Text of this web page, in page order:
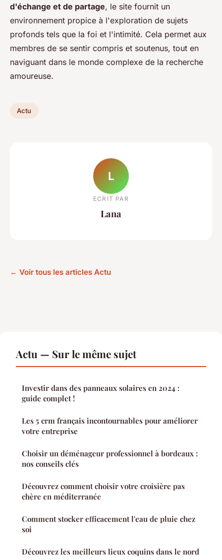
d'échange et de partage, le site fournit un
environnement propice à l'exploration de sujets
profonds tels que la foi et l'intimité. Cela permet aux
membres de se sentir compris et soutenus, tout en
naviguant dans le monde complexe de la recherche
amoureuse.
Actu
L
ECRIT PAR
Lana
← Voir tous les articles Actu
Actu — Sur le même sujet
Investir dans des panneaux solaires en 2024 :
guide complet !
Les 5 crm français incontournables pour améliorer
votre entreprise
Choisir un déménageur professionnel à bordeaux :
nos conseils clés
Découvrez comment choisir votre croisière pas
chère en méditerranée
Comment stocker efficacement l'eau de pluie chez
soi
Découvrez les meilleurs lieux coquins dans le nord